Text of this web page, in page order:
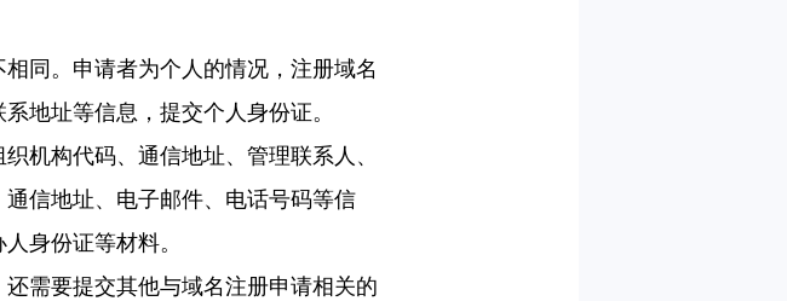
同。申请者为个人的情况，注册域名
地址等信息，提交个人身份证。
机构代码、通信地址、管理联系人、
信地址、电子邮件、电话号码等信
身份证等材料。
需要提交其他与域名注册申请相关的